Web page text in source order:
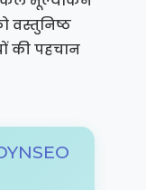
वस्तुनिष्ठ
की पहचान
DYNSEO